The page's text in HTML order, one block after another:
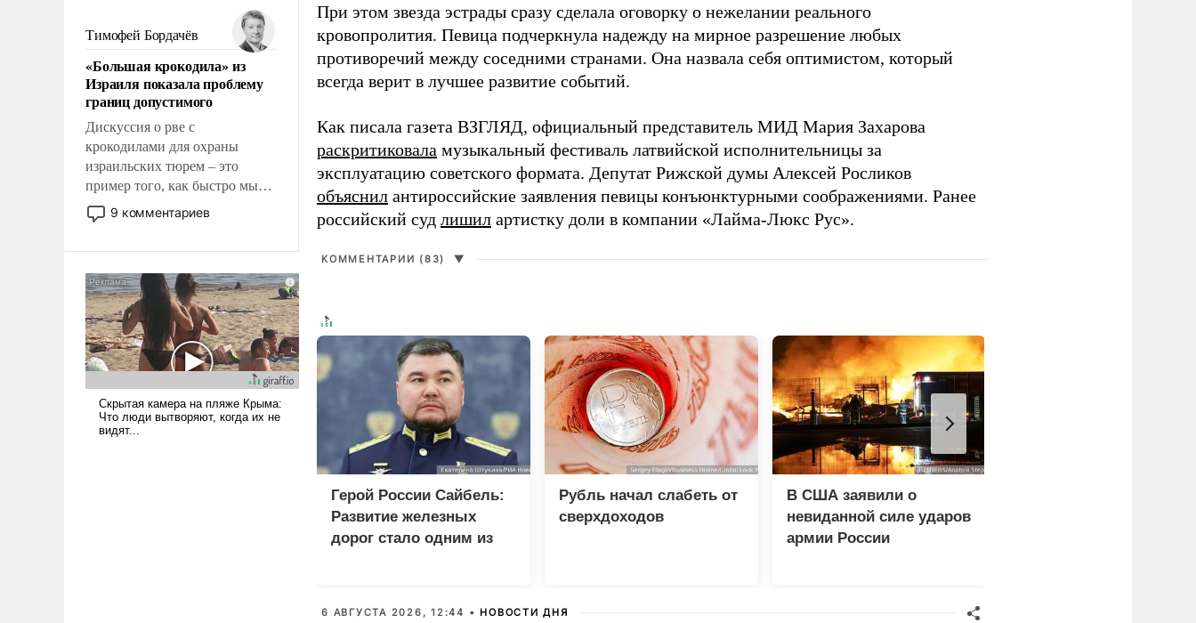
политические прожекты будут
беспрекословно оплачиваться
за счет российских
налогоплательщиков и где за
свои поступки не нужно
отвечать.
Тимофей Бордачёв
«Большая крокодила» из
Израиля показала проблему
границ допустимого
Дискуссия о рве с
крокодилами для охраны
израильских тюрем – это
пример того, как быстро мы
двигаемся по пути
революционных изменений.
псевдонаучной фантастики,
стало всерьез обсуждаемой
идеей.
9 комментариев
При этом звезда эстрады сразу сделала оговорку о нежелании реального
кровопролития. Певица подчеркнула надежду на мирное разрешение любых
противоречий между соседними странами. Она назвала себя оптимистом, который
всегда верит в лучшее развитие событий.
Как писала газета ВЗГЛЯД, официальный представитель МИД Мария Захарова
раскритиковала музыкальный фестиваль латвийской исполнительницы за
эксплуатацию советского формата. Депутат Рижской думы Алексей Росликов
объяснил антироссийские заявления певицы конъюнктурными соображениями. Ранее
российский суд лишил артистку доли в компании «Лайма-Люкс Рус».
КОММЕНТАРИИ (83) ▼
Герой России Сайбель:
Развитие железных
дорог стало одним из
Рубль начал слабеть от
сверхдоходов
В США заявили о
невиданной силе ударов
армии России
6 АВГУСТА 2026, 12:44 • НОВОСТИ ДНЯ